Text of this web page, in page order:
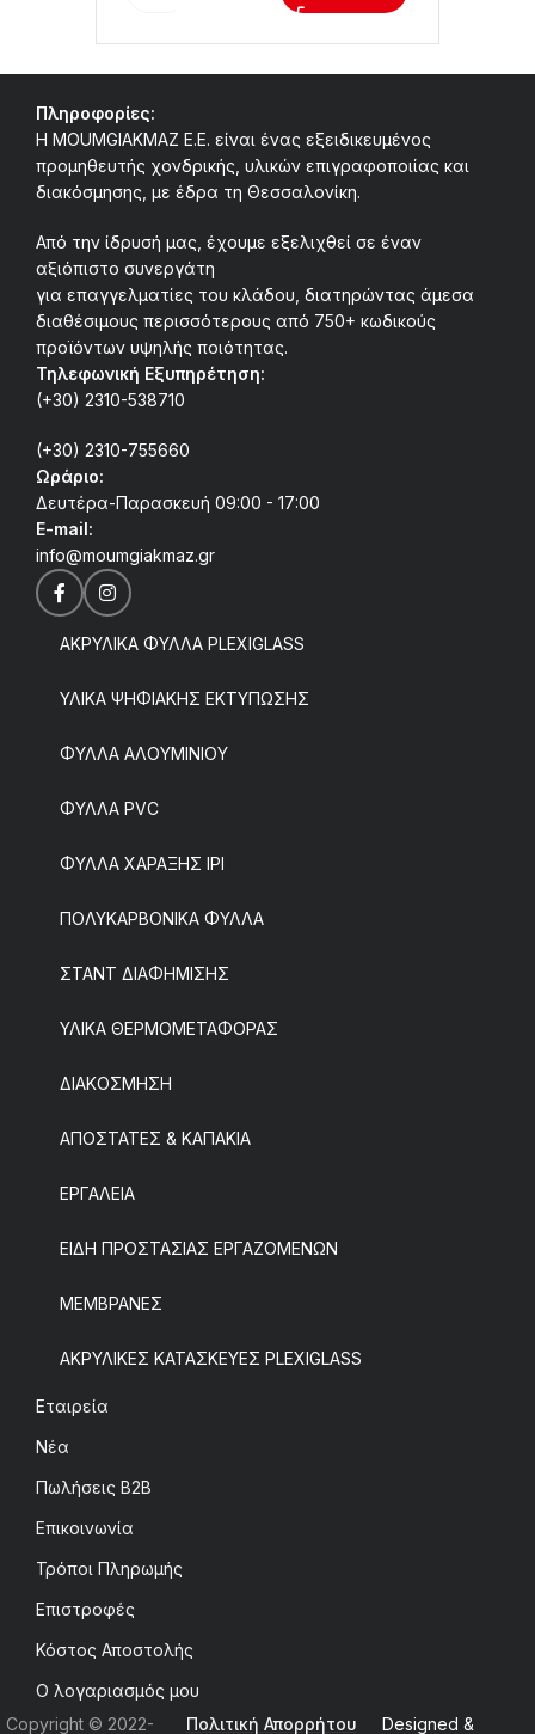
Πληροφορίες:
Η MOUMGIAKMAZ E.E. είναι ένας εξειδικευμένος
προμηθευτής χονδρικής, υλικών επιγραφοποιίας και
διακόσμησης, με έδρα τη Θεσσαλονίκη.
Από την ίδρυσή μας, έχουμε εξελιχθεί σε έναν
αξιόπιστο συνεργάτη
για επαγγελματίες του κλάδου, διατηρώντας άμεσα
διαθέσιμους περισσότερους από 750+ κωδικούς
προϊόντων υψηλής ποιότητας.
Τηλεφωνική Εξυπηρέτηση:
(+30) 2310-538710
(+30) 2310-755660
Ωράριο:
Δευτέρα-Παρασκευή 09:00 - 17:00
E-mail:
info@moumgiakmaz.gr
ΑΚΡΥΛΙΚΑ ΦΥΛΛΑ PLEXIGLASS
ΥΛΙΚΑ ΨΗΦΙΑΚΗΣ ΕΚΤΥΠΩΣΗΣ
ΦΥΛΛΑ ΑΛΟΥΜΙΝΙΟΥ
ΦΥΛΛΑ PVC
ΦΥΛΛΑ ΧΑΡΑΞΗΣ IPI
ΠΟΛΥΚΑΡΒΟΝΙΚΑ ΦΥΛΛΑ
ΣΤΑΝΤ ΔΙΑΦΗΜΙΣΗΣ
ΥΛΙΚΑ ΘΕΡΜΟΜΕΤΑΦΟΡΑΣ
ΔΙΑΚΟΣΜΗΣΗ
ΑΠΟΣΤΑΤΕΣ & ΚΑΠΑΚΙΑ
ΕΡΓΑΛΕΙΑ
ΕΙΔΗ ΠΡΟΣΤΑΣΙΑΣ ΕΡΓΑΖΟΜΕΝΩΝ
ΜΕΜΒΡΑΝΕΣ
ΑΚΡΥΛΙΚΕΣ ΚΑΤΑΣΚΕΥΕΣ PLEXIGLASS
Εταιρεία
Νέα
Πωλήσεις B2B
Επικοινωνία
Τρόποι Πληρωμής
Επιστροφές
Κόστος Αποστολής
Ο λογαριασμός μου
Copyright © 2022-
Πολιτική Απορρήτου Designed &